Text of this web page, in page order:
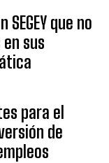
que no
sus
para el
de